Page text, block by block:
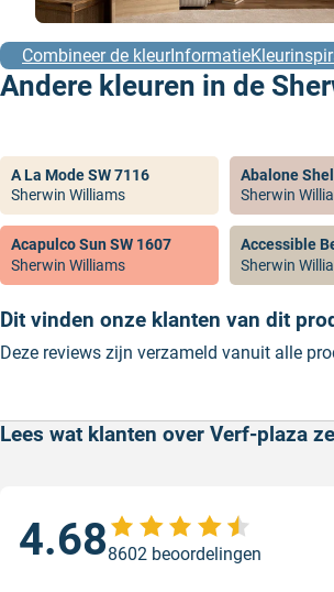
Combineer de kleurInformatie
Andere kleuren in de
A La Mode SW 7116
Sherwin Williams
Abalone
Sherwin
Acapulco Sun SW 1607
Sherwin Williams
Accessible
Sherwin
Dit vinden onze klanten van dit
Deze reviews zijn verzameld vanuit alle
Lees wat klanten over Verf-plaza
4.688602 beoordelingen